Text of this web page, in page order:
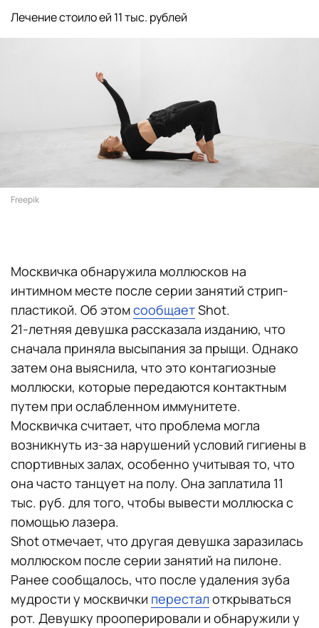
Лечение стоило ей 11 тыс. рублей
Freepik
Москвичка обнаружила моллюсков на
интимном месте после серии занятий стрип-
пластикой. Об этомсообщаетShot.
21-летняя девушка рассказала изданию, что
сначала приняла высыпания за прыщи. Однако
затем она выяснила, что это контагиозные
моллюски, которые передаются контактным
путем при ослабленном иммунитете.
Москвичка считает, что проблема могла
возникнуть из-за нарушений условий гигиены в
спортивных залах, особенно учитывая то, что
она часто танцует на полу. Она заплатила 11
тыс. руб. для того, чтобы вывести моллюска с
помощью лазера.
Shot отмечает, что другая девушка заразилась
моллюском после серии занятий на пилоне.
Ранее сообщалось, что после удаления зуба
мудрости у москвички пересталоткрываться
рот. Девушку прооперировали и обнаружили у